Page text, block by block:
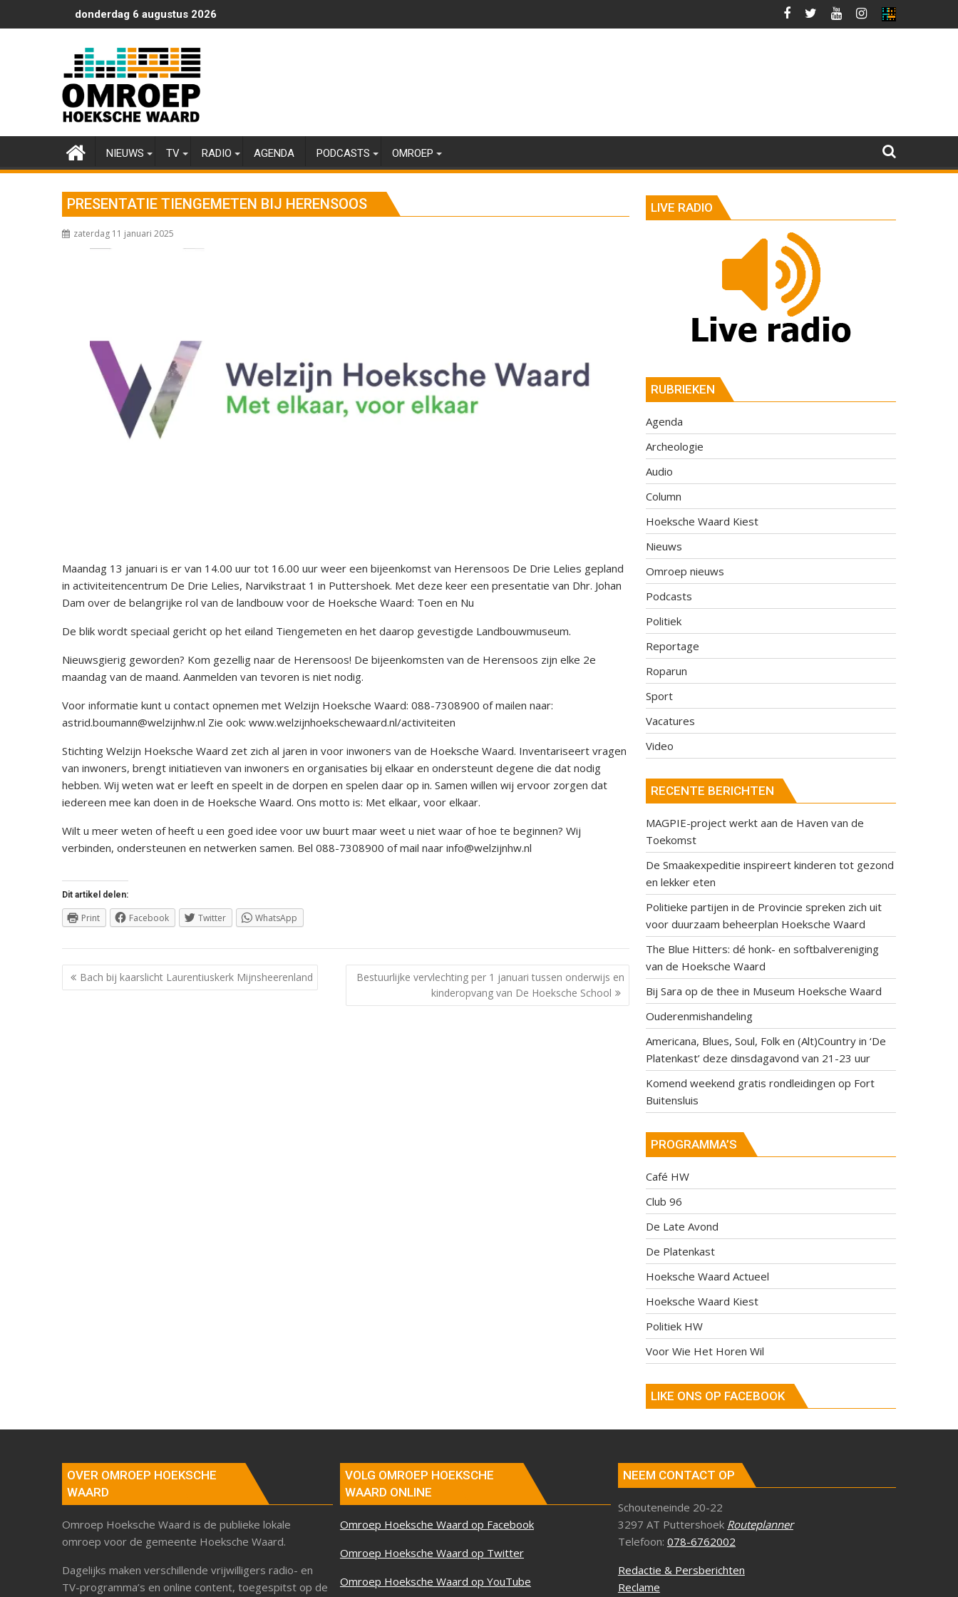
naar
donderdag 6 augustus 2026
NIEUWS TV RADIO AGENDA PODCASTS OMROEP
PRESENTATIE TIENGEMETEN BIJ HERENSOOS
zaterdag 11 januari 2025
Maandag 13 januari is er van 14.00 uur tot 16.00 uur weer een bijeenkomst van Herensoos De Drie Lelies gepland
in activiteitencentrum De Drie Lelies, Narvikstraat 1 in Puttershoek. Met deze keer een presentatie van Dhr. Johan
Dam over de belangrijke rol van de landbouw voor de Hoeksche Waard: Toen en Nu
De blik wordt speciaal gericht op het eiland Tiengemeten en het daarop gevestigde Landbouwmuseum.
Nieuwsgierig geworden? Kom gezellig naar de Herensoos! De bijeenkomsten van de Herensoos zijn elke 2e
maandag van de maand. Aanmelden van tevoren is niet nodig.
Voor informatie kunt u contact opnemen met Welzijn Hoeksche Waard: 088-7308900 of mailen naar:
astrid.boumann@welzijnhw.nl Zie ook: www.welzijnhoekschewaard.nl/activiteiten
Stichting Welzijn Hoeksche Waard zet zich al jaren in voor inwoners van de Hoeksche Waard. Inventariseert vragen
van inwoners, brengt initiatieven van inwoners en organisaties bij elkaar en ondersteunt degene die dat nodig
hebben. Wij weten wat er leeft en speelt in de dorpen en spelen daar op in. Samen willen wij ervoor zorgen dat
iedereen mee kan doen in de Hoeksche Waard. Ons motto is: Met elkaar, voor elkaar.
Wilt u meer weten of heeft u een goed idee voor uw buurt maar weet u niet waar of hoe te beginnen? Wij
verbinden, ondersteunen en netwerken samen. Bel 088-7308900 of mail naar info@welzijnhw.nl
Dit artikel delen:
Print Facebook Twitter WhatsApp
Berichtnavigatie
Bach bij kaarslicht Laurentiuskerk Mijnsheerenland
Bestuurlijke vervlechting per 1 januari tussen onderwijs en
kinderopvang van De Hoeksche School
LIVE RADIO
RUBRIEKEN
Agenda
Archeologie
Audio
Column
Hoeksche Waard Kiest
Nieuws
Omroep nieuws
Podcasts
Politiek
Reportage
Roparun
Sport
Vacatures
Video
RECENTE BERICHTEN
MAGPIE-project werkt aan de Haven van de
Toekomst
De Smaakexpeditie inspireert kinderen tot gezond
en lekker eten
Politieke partijen in de Provincie spreken zich uit
voor duurzaam beheerplan Hoeksche Waard
The Blue Hitters: dé honk- en softbalvereniging
van de Hoeksche Waard
Bij Sara op de thee in Museum Hoeksche Waard
Ouderenmishandeling
Americana, Blues, Soul, Folk en (Alt)Country in ‘De
Platenkast’ deze dinsdagavond van 21-23 uur
Komend weekend gratis rondleidingen op Fort
Buitensluis
PROGRAMMA’S
Café HW
Club 96
De Late Avond
De Platenkast
Hoeksche Waard Actueel
Hoeksche Waard Kiest
Politiek HW
Voor Wie Het Horen Wil
LIKE ONS OP FACEBOOK
OVER OMROEP HOEKSCHE
WAARD
Omroep Hoeksche Waard is de publieke lokale
omroep voor de gemeente Hoeksche Waard.
Dagelijks maken verschillende vrijwilligers radio- en
TV-programma’s en online content, toegespitst op de
VOLG OMROEP HOEKSCHE
WAARD ONLINE
Omroep Hoeksche Waard op Facebook
Omroep Hoeksche Waard op Twitter
Omroep Hoeksche Waard op YouTube
NEEM CONTACT OP
Schouteneinde 20-22
3297 AT Puttershoek Routeplanner
Telefoon: 078-6762002
Redactie & Persberichten
Reclame